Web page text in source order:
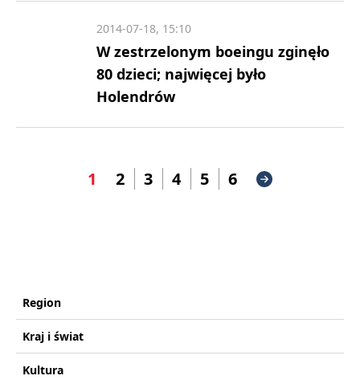
W zestrzelonym boeingu zginęło
80 dzieci; najwięcej było
Holendrów
2014-07-18, 15:10
1 2 3 4 5 6
Region
Kraj i świat
Kultura